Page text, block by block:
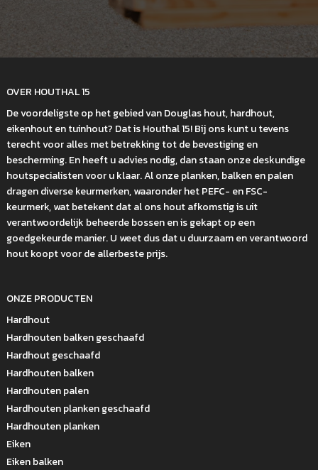
OVER HOUTHAL 15
De voordeligste op het gebied van Douglas hout, hardhout,
eikenhout en tuinhout? Dat is Houthal 15! Bij ons kunt u tevens
terecht voor alles met betrekking tot de bevestiging en
bescherming. En heeft u advies nodig, dan staan onze deskundige
houtspecialisten voor u klaar. Al onze planken, balken en palen
dragen diverse keurmerken, waaronder het PEFC- en FSC-
keurmerk, wat betekent dat al ons hout afkomstig is uit
verantwoordelijk beheerde bossen en is gekapt op een
goedgekeurde manier. U weet dus dat u duurzaam en verantwoord
hout koopt voor de allerbeste prijs.
ONZE PRODUCTEN
Hardhout
Hardhouten balken geschaafd
Hardhout geschaafd
Hardhouten balken
Hardhouten palen
Hardhouten planken geschaafd
Hardhouten planken
Eiken
Eiken balken